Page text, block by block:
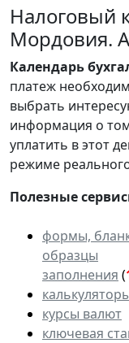
Налоговый
Мордовия.
Календарь
платеж
выбрать
информация о
уплатить в этот
режиме
Полезные
формы,
образцы
заполнения (
курсы валют
ключевая